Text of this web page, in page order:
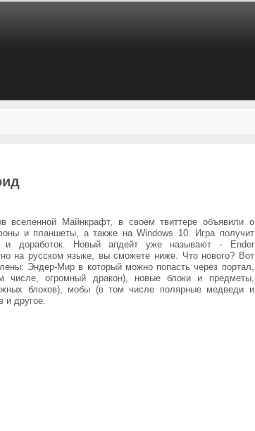
вселенной Майнкрафт, в своем твиттере объявили о
и планшеты, а также на Windows 10. Игра получит
и доработок. Новый апдейт уже называют - Ender
на русском языке, вы сможете ниже. Что нового? Вот
Эндер-Мир в который можно попасть через портал,
числе, огромный дракон), новые блоки и предметы,
блоков), мобы (в том числе полярные медведи и
и другое.